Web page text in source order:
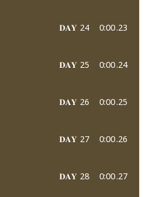
23.
𝐃𝐀𝐘 24 0:00
24.
𝐃𝐀𝐘 25 0:00
25.
𝐃𝐀𝐘 26 0:00
26.
𝐃𝐀𝐘 27 0:00
27.
𝐃𝐀𝐘 28 0:00